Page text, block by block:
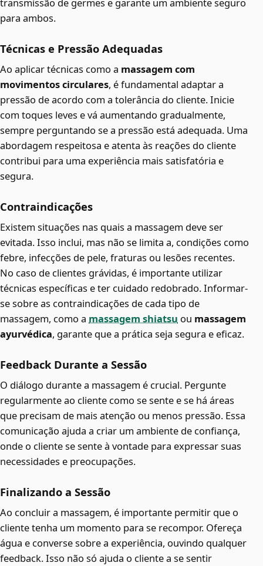
transmissão de germes e garante um ambiente seguro
para ambos.
Técnicas e Pressão Adequadas
Ao aplicar técnicas como a massagem com
movimentos circulares, é fundamental adaptar a
pressão de acordo com a tolerância do cliente. Inicie
com toques leves e vá aumentando gradualmente,
sempre perguntando se a pressão está adequada. Uma
abordagem respeitosa e atenta às reações do cliente
contribui para uma experiência mais satisfatória e
segura.
Contraindicações
Existem situações nas quais a massagem deve ser
evitada. Isso inclui, mas não se limita a, condições como
febre, infecções de pele, fraturas ou lesões recentes.
No caso de clientes grávidas, é importante utilizar
técnicas específicas e ter cuidado redobrado. Informar-
se sobre as contraindicações de cada tipo de
massagem, como a massagem shiatsu ou massagem
ayurvédica, garante que a prática seja segura e eficaz.
Feedback Durante a Sessão
O diálogo durante a massagem é crucial. Pergunte
regularmente ao cliente como se sente e se há áreas
que precisam de mais atenção ou menos pressão. Essa
comunicação ajuda a criar um ambiente de confiança,
onde o cliente se sente à vontade para expressar suas
necessidades e preocupações.
Finalizando a Sessão
Ao concluir a massagem, é importante permitir que o
cliente tenha um momento para se recompor. Ofereça
água e converse sobre a experiência, ouvindo qualquer
feedback. Isso não só ajuda o cliente a se sentir